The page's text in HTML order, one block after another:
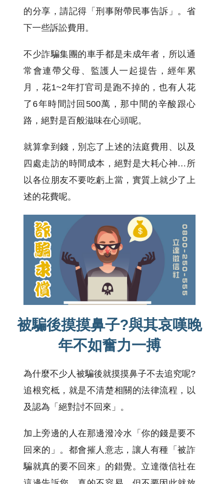
的分享，請記得「刑事附帶民事告訴」。省
下一些訴訟費用。
不少詐騙集團的車手都是未成年者，所以通
常會連帶父母、監護人一起提告，經年累
月，花1~2年打官司是跑不掉的，也有人花
了6年時間討回500萬，那中間的辛酸跟心
路，絕對是百般滋味在心頭呢。
就算拿到錢，別忘了上述的法庭費用、以及
四處走訪的時間成本，絕對是大耗心神…所
以各位朋友不要吃虧上當，實質上就少了上
述的花費呢。
被騙後摸摸鼻子?與其哀嘆晚
年不如奮力一搏
為什麼不少人被騙後就摸摸鼻子不去追究呢?
追根究柢，就是不清楚相關的法律流程，以
及認為「絕對討不回來」。
加上旁邊的人在那邊潑冷水「你的錢是要不
回來的」。都會摧人意志，讓人有種「被詐
騙就真的要不回來」的錯覺。立達徵信社在